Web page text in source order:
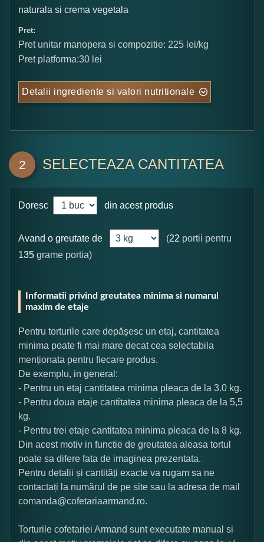
naturala si crema vegetala
Pret:
Pret unitar manopera si compozitie: 225 lei/kg
Pret platforma:30 lei
Detalii ingrediente si valori nutritionale
2 SELECTEAZA CANTITATEA
Doresc din acest produs
Avand o greutate de (22 portii pentru
135 grame portia)
Informatii privind greutatea minima si numarul
maxim de etaje
Pentru torturile care depășesc un etaj, cantitatea
minima poate fi mai mare decat cea selectabila
menționata pentru fiecare produs.
De exemplu, in general:
- Pentru un etaj cantitatea minima pleaca de la 3.0 kg.
- Pentru doua etaje cantitatea minima pleaca de la 5,5
kg.
- Pentru trei etaje cantitatea minima pleaca de la 8 kg.
Din acest motiv in functie de greutatea aleasa tortul
poate sa difere fata de imaginea prezentata.
Pentru detalii și cantități exacte va rugam sa ne
contactați la numărul de pe site sau la adresa de mail
comanda@cofetariaarmand.ro.
Torturile cofetariei Armand sunt executate manual si